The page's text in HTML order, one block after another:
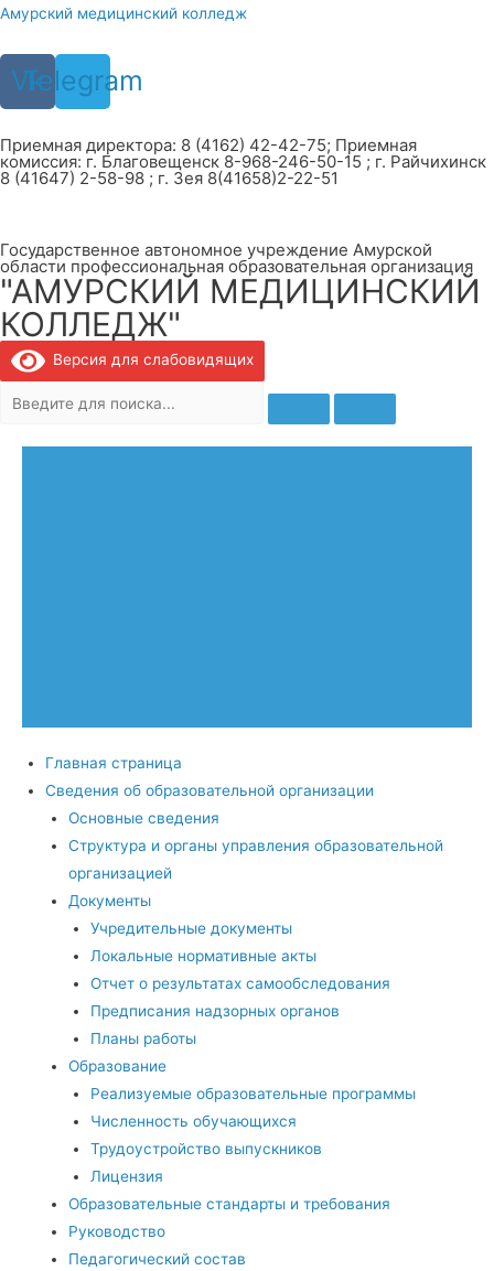
Перейти
содержимому
Амурский медицинский колледж
Vk
Telegram
Приемная директора: 8 (4162) 42-42-75; Приемная
комиссия: г. Благовещенск 8-968-246-50-15 ; г. Райчихинск
8 (41647) 2-58-98 ; г. Зея 8(41658)2-22-51
Государственное автономное учреждение Амурской
области профессиональная образовательная организация
"АМУРСКИЙ МЕДИЦИНСКИЙ
КОЛЛЕДЖ"
Версия для слабовидящих
Главная страница
Сведения об образовательной организации
Основные сведения
Структура и органы управления образовательной
организацией
Документы
Учредительные документы
Локальные нормативные акты
Отчет о результатах самообследования
Предписания надзорных органов
Планы работы
Образование
Реализуемые образовательные программы
Численность обучающихся
Трудоустройство выпускников
Лицензия
Образовательные стандарты и требования
Руководство
Педагогический состав